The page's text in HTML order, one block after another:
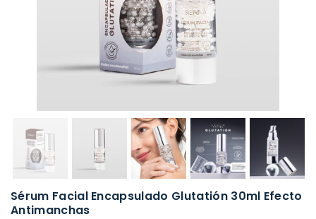
Sérum Facial Encapsulado Glutatión 30ml Efecto
Antimanchas